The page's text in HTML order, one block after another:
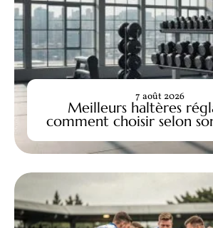
Meilleurs haltères
comment choisir selon
7 août 2026